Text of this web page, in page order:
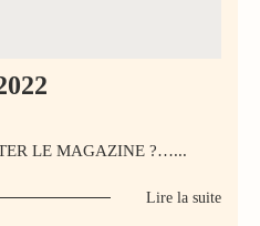
LE MAGAZINE ?…...
Lire la suite